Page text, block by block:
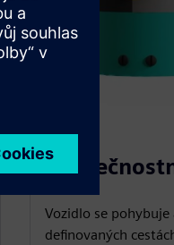
Vozidlo se
definovaných